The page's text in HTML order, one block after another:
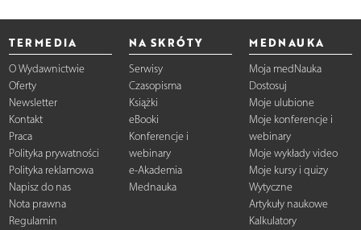
TERMEDIA
O Wydawnictwie
Oferty
Newsletter
Kontakt
Praca
Polityka prywatności
Polityka reklamowa
Napisz do nas
Nota prawna
Regulamin
NA SKRÓTY
Serwisy
Czasopisma
Książki
eBooki
Konferencje i
webinary
e-Akademia
Mednauka
MEDNAUKA
Moja medNauka
Dostosuj
Moje ulubione
Moje konferencje i
webinary
Moje wykłady video
Moje kursy i quizy
Wytyczne
Artykuły naukowe
Kalkulatory